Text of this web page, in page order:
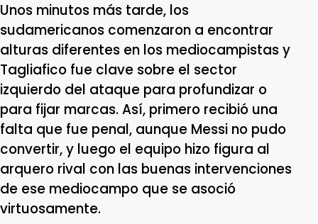
Unos minutos más tarde, los
sudamericanos comenzaron a encontrar
alturas diferentes en los mediocampistas y
Tagliafico fue clave sobre el sector
izquierdo del ataque para profundizar o
para fijar marcas. Así, primero recibió una
falta que fue penal, aunque Messi no pudo
convertir, y luego el equipo hizo figura al
arquero rival con las buenas intervenciones
de ese mediocampo que se asoció
virtuosamente.